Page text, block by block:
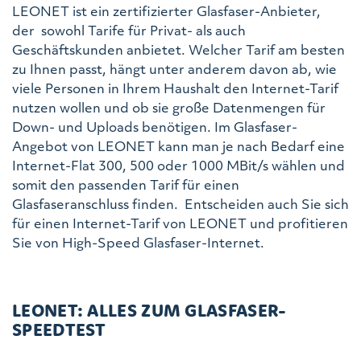
LEONET ist ein zertifizierter Glasfaser-Anbieter,
der sowohl Tarife für Privat- als auch
Geschäftskunden anbietet. Welcher Tarif am besten
zu Ihnen passt, hängt unter anderem davon ab, wie
viele Personen in Ihrem Haushalt den Internet-Tarif
nutzen wollen und ob sie große Datenmengen für
Down- und Uploads benötigen. Im Glasfaser-
Angebot von LEONET kann man je nach Bedarf eine
Internet-Flat 300, 500 oder 1000 MBit/s wählen und
somit den passenden Tarif für einen
Glasfaseranschluss finden. Entscheiden auch Sie sich
für einen Internet-Tarif von LEONET und profitieren
Sie von High-Speed Glasfaser-Internet.
LEONET: ALLES ZUM GLASFASER-
SPEEDTEST